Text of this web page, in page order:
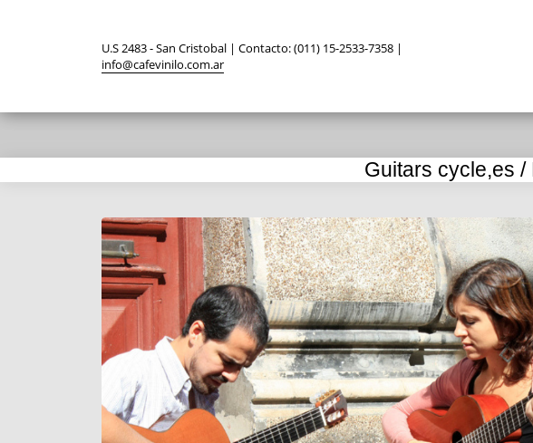
U.S 2483 - San Cristobal | Contacto: (011) 15-2533-7358 |
info@cafevinilo.com.ar
Guitars cycle,es /